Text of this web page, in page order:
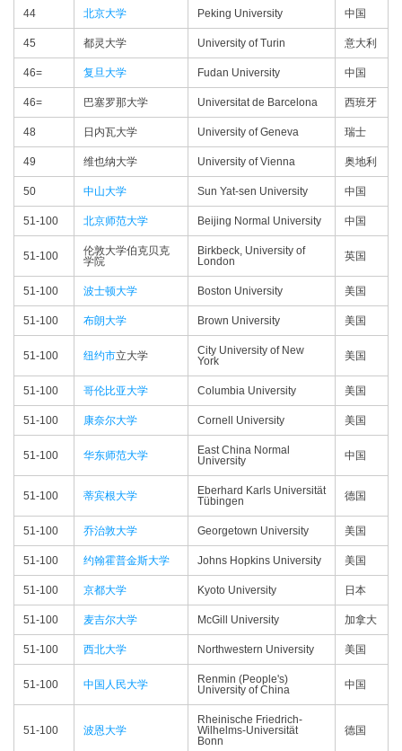
44 北京大学 Peking University 中国
45 都灵大学 University of Turin 意大利
46= 复旦大学 Fudan University 中国
46= 巴塞罗那大学 Universitat de Barcelona 西班牙
48 日内瓦大学 University of Geneva 瑞士
49 维也纳大学 University of Vienna 奥地利
50 中山大学 Sun Yat-sen University 中国
51-100 北京师范大学 Beijing Normal University 中国
51-100
伦敦大学伯克贝克
学院
Birkbeck, University of
London
英国
51-100 波士顿大学 Boston University 美国
51-100 布朗大学 Brown University 美国
51-100 纽约市立大学
City University of New
York
美国
51-100 哥伦比亚大学 Columbia University 美国
51-100 康奈尔大学 Cornell University 美国
51-100 华东师范大学
East China Normal
University
中国
51-100 蒂宾根大学
Eberhard Karls Universität
Tübingen
德国
51-100 乔治敦大学 Georgetown University 美国
51-100 约翰霍普金斯大学 Johns Hopkins University 美国
51-100 京都大学 Kyoto University 日本
51-100 麦吉尔大学 McGill University 加拿大
51-100 西北大学 Northwestern University 美国
51-100 中国人民大学
Renmin (People's)
University of China
中国
51-100 波恩大学
Rheinische Friedrich-
Wilhelms-Universität
Bonn
德国